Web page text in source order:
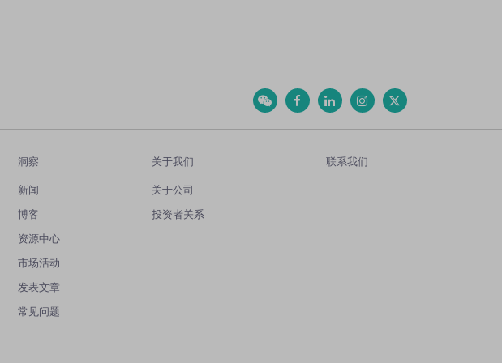
洞察
新闻
博客
资源中心
市场活动
发表文章
常见问题
关于我们
关于公司
投资者关系
联系我们